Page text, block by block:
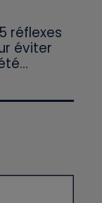
réflexes
éviter